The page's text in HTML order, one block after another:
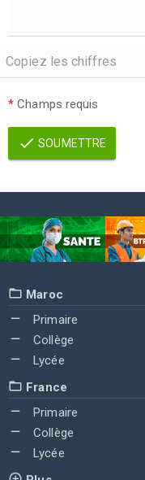
* Champs requis
SOUMETTRE
Maroc
Primaire
Collège
Lycée
France
Primaire
Collège
Lycée